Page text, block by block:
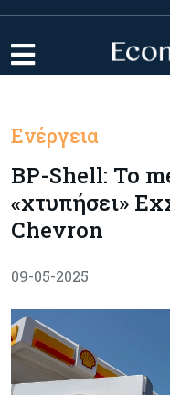
Ενέργεια
BP-Shell: Το
«χτυπήσει»
Chevron
09-05-2025